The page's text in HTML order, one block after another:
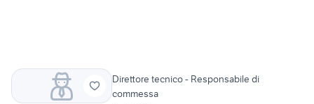
Direttore tecnico - Responsabile di
commessa